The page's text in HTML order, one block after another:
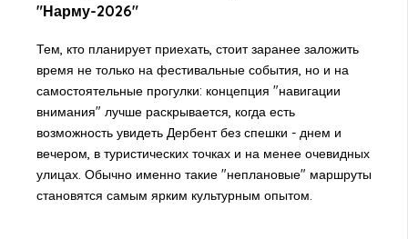
"Нарму-2026"
Тем, кто планирует приехать, стоит заранее заложить
время не только на фестивальные события, но и на
самостоятельные прогулки: концепция "навигации
внимания" лучше раскрывается, когда есть
возможность увидеть Дербент без спешки - днем и
вечером, в туристических точках и на менее очевидных
улицах. Обычно именно такие "неплановые" маршруты
становятся самым ярким культурным опытом.